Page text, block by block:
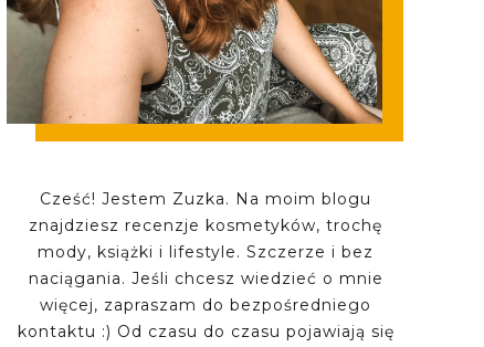
Cześć! Jestem Zuzka. Na moim blogu
znajdziesz recenzje kosmetyków, trochę
mody, książki i lifestyle. Szczerze i bez
naciągania. Jeśli chcesz wiedzieć o mnie
więcej, zapraszam do bezpośredniego
kontaktu :) Od czasu do czasu pojawiają się